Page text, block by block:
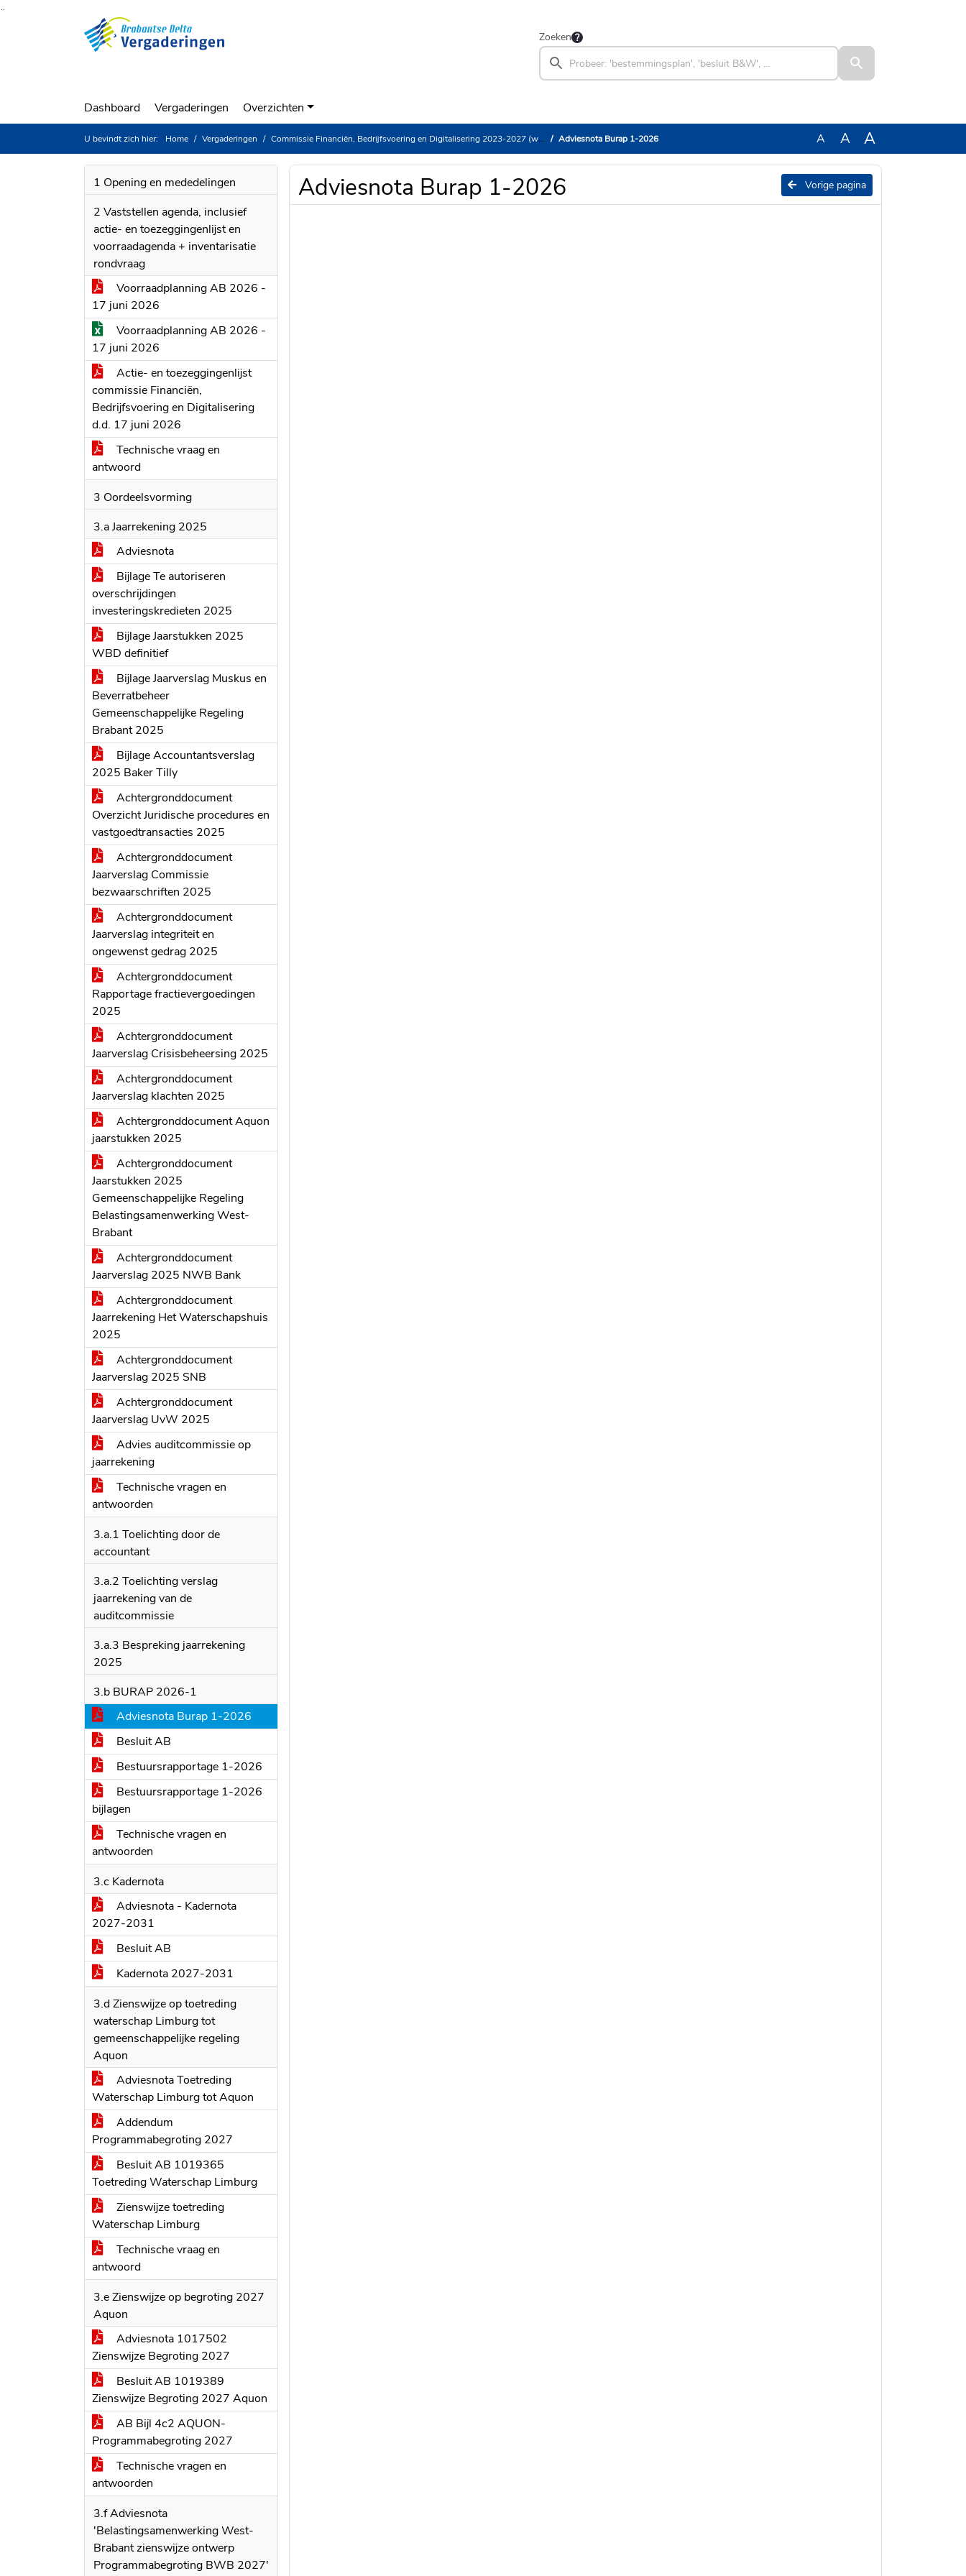
Ga naar de inhoud van deze pagina
Zoeken
Dashboard Vergaderingen Overzichten
U bevindt zich hier: Home Vergaderingen Commissie Financiën, Bedrijfsvoering en Digitalisering 2023-2027 (woensdag 17 juni 2026) Adviesnota Burap 1-2026 A A A
1 Opening en mededelingen
2 Vaststellen agenda, inclusief
actie- en toezeggingenlijst en
voorraadagenda + inventarisatie
rondvraag
Voorraadplanning AB 2026 -
17 juni 2026
Voorraadplanning AB 2026 -
17 juni 2026
Actie- en toezeggingenlijst
commissie Financiën,
Bedrijfsvoering en Digitalisering
d.d. 17 juni 2026
Technische vraag en
antwoord
3 Oordeelsvorming
3.a Jaarrekening 2025
Adviesnota
Bijlage Te autoriseren
overschrijdingen
investeringskredieten 2025
Bijlage Jaarstukken 2025
WBD definitief
Bijlage Jaarverslag Muskus en
Beverratbeheer
Gemeenschappelijke Regeling
Brabant 2025
Bijlage Accountantsverslag
2025 Baker Tilly
Achtergronddocument
Overzicht Juridische procedures en
vastgoedtransacties 2025
Achtergronddocument
Jaarverslag Commissie
bezwaarschriften 2025
Achtergronddocument
Jaarverslag integriteit en
ongewenst gedrag 2025
Achtergronddocument
Rapportage fractievergoedingen
2025
Achtergronddocument
Jaarverslag Crisisbeheersing 2025
Achtergronddocument
Jaarverslag klachten 2025
Achtergronddocument Aquon
jaarstukken 2025
Achtergronddocument
Jaarstukken 2025
Gemeenschappelijke Regeling
Belastingsamenwerking West-
Brabant
Achtergronddocument
Jaarverslag 2025 NWB Bank
Achtergronddocument
Jaarrekening Het Waterschapshuis
2025
Achtergronddocument
Jaarverslag 2025 SNB
Achtergronddocument
Jaarverslag UvW 2025
Advies auditcommissie op
jaarrekening
Technische vragen en
antwoorden
3.a.1 Toelichting door de
accountant
3.a.2 Toelichting verslag
jaarrekening van de
auditcommissie
3.a.3 Bespreking jaarrekening
2025
3.b BURAP 2026-1
Adviesnota Burap 1-2026
Besluit AB
Bestuursrapportage 1-2026
Bestuursrapportage 1-2026
bijlagen
Technische vragen en
antwoorden
3.c Kadernota
Adviesnota - Kadernota
2027-2031
Besluit AB
Kadernota 2027-2031
3.d Zienswijze op toetreding
waterschap Limburg tot
gemeenschappelijke regeling
Aquon
Adviesnota Toetreding
Waterschap Limburg tot Aquon
Addendum
Programmabegroting 2027
Besluit AB 1019365
Toetreding Waterschap Limburg
Zienswijze toetreding
Waterschap Limburg
Technische vraag en
antwoord
3.e Zienswijze op begroting 2027
Aquon
Adviesnota 1017502
Zienswijze Begroting 2027
Besluit AB 1019389
Zienswijze Begroting 2027 Aquon
AB Bijl 4c2 AQUON-
Programmabegroting 2027
Technische vragen en
antwoorden
3.f Adviesnota
'Belastingsamenwerking West-
Brabant zienswijze ontwerp
Programmabegroting BWB 2027'
Vorige pagina
Adviesnota Burap 1-2026